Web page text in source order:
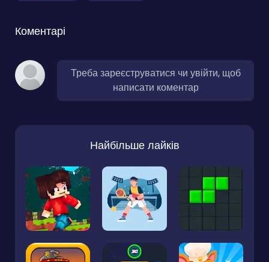
Коментарі
Треба зареєструватися чи увійти, щоб
написати коментар
Найбільше лайків